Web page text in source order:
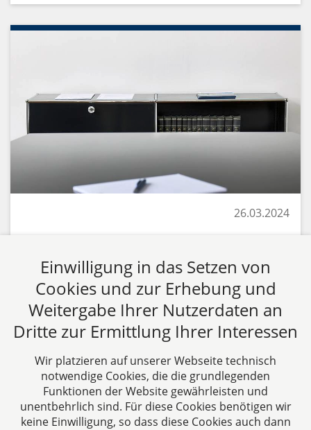
26.03.2024
haften persönlich für
unzureichenden
Versicherungsschutz;
D&O‑Versicherung greift in diesem
Fall
Beitrag lesen
Einwilligung in das Setzen von
Cookies und zur Erhebung und
Weitergabe Ihrer Nutzerdaten an
Dritte zur Ermittlung Ihrer Interessen
Wir platzieren auf unserer Webseite technisch
notwendige Cookies, die die grundlegenden
Funktionen der Website gewährleisten und
unentbehrlich sind. Für diese Cookies benötigen wir
keine Einwilligung, so dass diese Cookies auch dann